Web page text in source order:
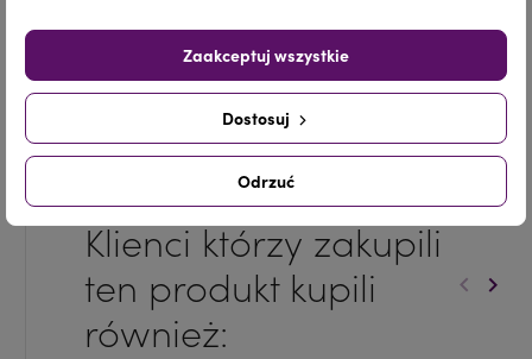
czystym bazowym kolorze). Kamienie dostępne są
w różnych kształtach i rozmiarach.
Klienci którzy zakupili
ten produkt kupili
również:
keyboard_arrow_left keyboard_arrow_right
Odrzuć
Dostosuj
Zaakceptuj wszystkie